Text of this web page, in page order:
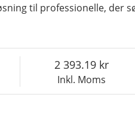
til professionelle, der
Inkl. Moms
2 393.19